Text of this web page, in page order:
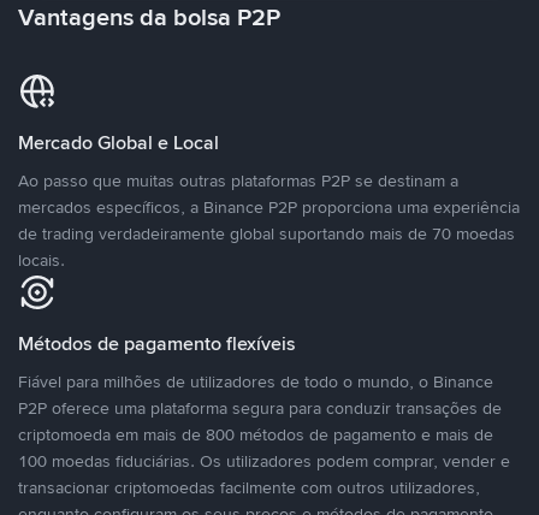
Vantagens da bolsa P2P
Mercado Global e Local
Ao passo que muitas outras plataformas P2P se destinam a
mercados específicos, a Binance P2P proporciona uma experiência
de trading verdadeiramente global suportando mais de 70 moedas
locais.
Métodos de pagamento flexíveis
Fiável para milhões de utilizadores de todo o mundo, o Binance
P2P oferece uma plataforma segura para conduzir transações de
criptomoeda em mais de 800 métodos de pagamento e mais de
100 moedas fiduciárias. Os utilizadores podem comprar, vender e
transacionar criptomoedas facilmente com outros utilizadores,